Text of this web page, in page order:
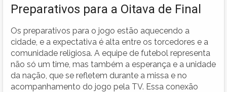
Preparativos para a Oitava de Final
Os preparativos para o jogo estão aquecendo a
cidade, e a expectativa é alta entre os torcedores e a
comunidade religiosa. A equipe de futebol representa
não só um time, mas também a esperança e a unidade
da nação, que se refletem durante a missa e no
acompanhamento do jogo pela TV. Essa conexão